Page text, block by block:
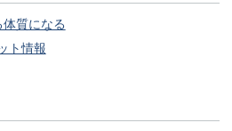
質になる
ト情報